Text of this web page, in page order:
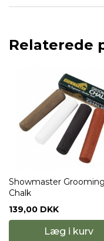
Relaterede
Showmaster Grooming
Chalk
139,00 DKK
Læg i kurv